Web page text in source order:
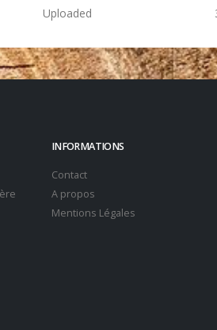
Uploaded
INFORMATIONS
Contact
A propos
Mentions Légales